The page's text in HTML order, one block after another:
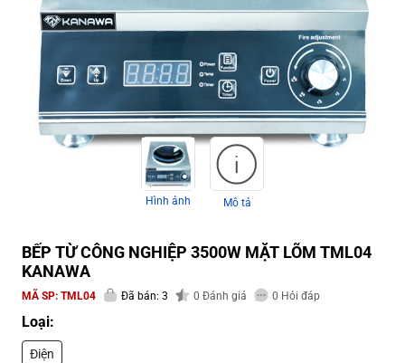
Hình ảnh Mô tả
BẾP TỪ CÔNG NGHIỆP 3500W MẶT LÕM TML04
KANAWA
MÃ SP: TML04 Đã bán: 3 0 Đánh giá 0 Hỏi đáp
Loại:
Điện